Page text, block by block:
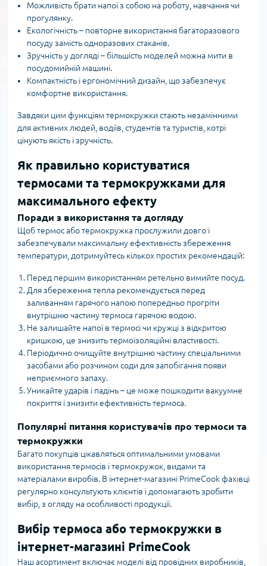
Можливість брати напої з собою на роботу, навчання чи
прогулянку.
Екологічність – повторне використання багаторазового
посуду замість одноразових стаканів.
Зручність у догляді – більшість моделей можна мити в
посудомийній машині.
Компактність і ергономічний дизайн, що забезпечує
комфортне використання.
Завдяки цим функціям термокружки стають незамінними
для активних людей, водіїв, студентів та туристів, котрі
цінують якість і зручність.
Як правильно користуватися
термосами та термокружками для
максимального ефекту
Поради з використання та догляду
Щоб термос або термокружка прослужили довго і
забезпечували максимальну ефективність збереження
температури, дотримуйтесь кількох простих рекомендацій:
Перед першим використанням ретельно вимийте посуд.
Для збереження тепла рекомендується перед
заливанням гарячого напою попередньо прогріти
внутрішню частину термоса гарячою водою.
Не залишайте напої в термосі чи кружці з відкритою
кришкою, це знизить термоізоляційні властивості.
Періодично очищуйте внутрішню частину спеціальними
засобами або розчином соди для запобігання появи
неприємного запаху.
Уникайте ударів і падінь – це може пошкодити вакуумне
покриття і знизити ефективність термоса.
Популярні питання користувачів про термоси та
термокружки
Багато покупців цікавляться оптимальними умовами
використання термосів і термокружок, видами та
матеріалами виробів. В інтернет-магазині PrimeCook фахівці
регулярно консультують клієнтів і допомагають зробити
вибір, з огляду на особливості продукції.
Вибір термоса або термокружки в
інтернет-магазині PrimeCook
Наш асортимент включає моделі від провідних виробників,